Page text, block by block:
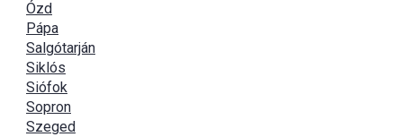
Ózd
Pápa
Salgótarján
Siklós
Siófok
Sopron
Szeged